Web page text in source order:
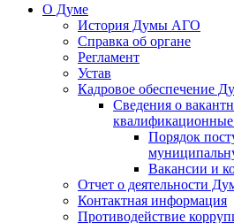
О Думе
История Думы АГО
Справка об органе
Регламент
Устав
Кадровое обеспечение
Сведения о
квалификационные
Порядок
Вакансии и
Отчет о деятельности
Контактная информация
Противодействие